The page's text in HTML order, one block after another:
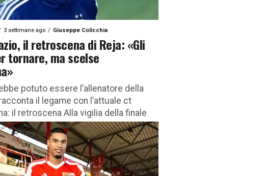
3 settimane ago Giuseppe Colicchia
il retroscena di Reja: «Gli
tornare, ma scelse
potuto essere l’allenatore della
il legame con l’attuale ct
il retroscena Alla vigilia della finale
tra Spagna e...